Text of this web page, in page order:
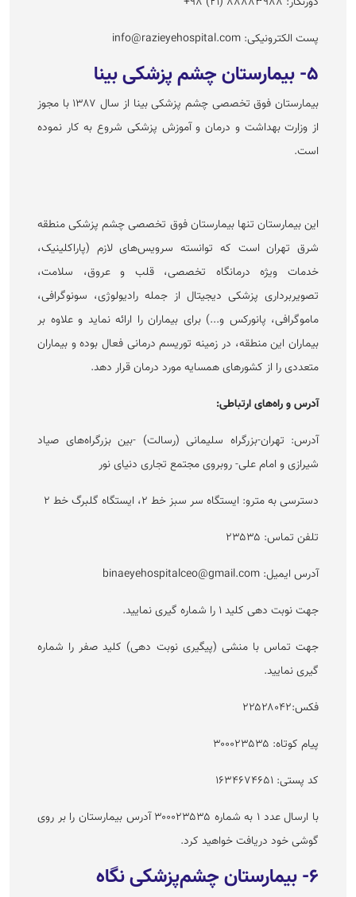
پست الکترونیکی: info@razieyehospital.com
۵- بیمارستان چشم پزشکی بینا
بیمارستان فوق تخصصی چشم پزشکی بینا از سال ۱۳۸۷ با مجوز
از وزارت بهداشت و درمان و آموزش پزشکی شروع به کار نموده
است.
این بیمارستان تنها بیمارستان فوق تخصصی چشم پزشکی منطقه
شرق تهران است که توانسته سرویس‌های لازم (پاراکلینیک،
خدمات ویژه درمانگاه تخصصی، قلب و عروق، سلامت،
تصویربرداری پزشکی دیجیتال از جمله رادیولوژی، سونوگرافی،
ماموگرافی، پانورکس و...) برای بیماران را ارائه نماید و علاوه بر
بیماران این منطقه، در زمینه توریسم درمانی فعال بوده و بیماران
متعددی را از کشور‌های همسایه مورد درمان قرار دهد.
آدرس و راه‌های ارتباطی:
آدرس: تهران-بزرگراه سلیمانی (رسالت) -بین بزرگراه‌های صیاد
شیرازی و امام علی- روبروی مجتمع تجاری دنیای نور
دسترسی به مترو: ایستگاه سر سبز خط ۲، ایستگاه گلبرگ خط ۲
تلفن تماس: ۲۳۵۳۵
آدرس ایمیل: binaeyehospitalceo@gmail.com
جهت نوبت دهی کلید ۱ را شماره گیری نمایید.
جهت تماس با منشی (پیگیری نوبت دهی) کلید صفر را شماره
گیری نمایید.
فکس:۲۲۵۲۸۰۴۲
پیام کوتاه: ۳۰۰۰۲۳۵۳۵
کد پستی: ۱۶۳۴۶۷۴۶۵۱
با ارسال عدد ۱ به شماره ۳۰۰۰۲۳۵۳۵ آدرس بیمارستان را بر روی
گوشی خود دریافت خواهید کرد.
۶- بیمارستان چشم‌پزشکی نگاه